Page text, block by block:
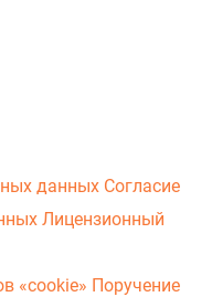
данных Согласие
Лицензионный
«cookie» Поручение